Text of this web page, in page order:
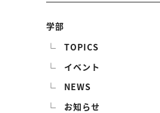
学部
TOPICS
イベント
NEWS
お知らせ